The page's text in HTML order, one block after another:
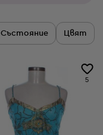
Състояние Цвят
5